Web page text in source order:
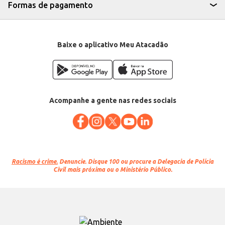
Formas de pagamento
Baixe o aplicativo Meu Atacadão
Acompanhe a gente nas redes sociais
Racismo é crime. Denuncie. Disque 100 ou procure a Delegacia de Polícia
Civil mais próxima ou o Ministério Público.